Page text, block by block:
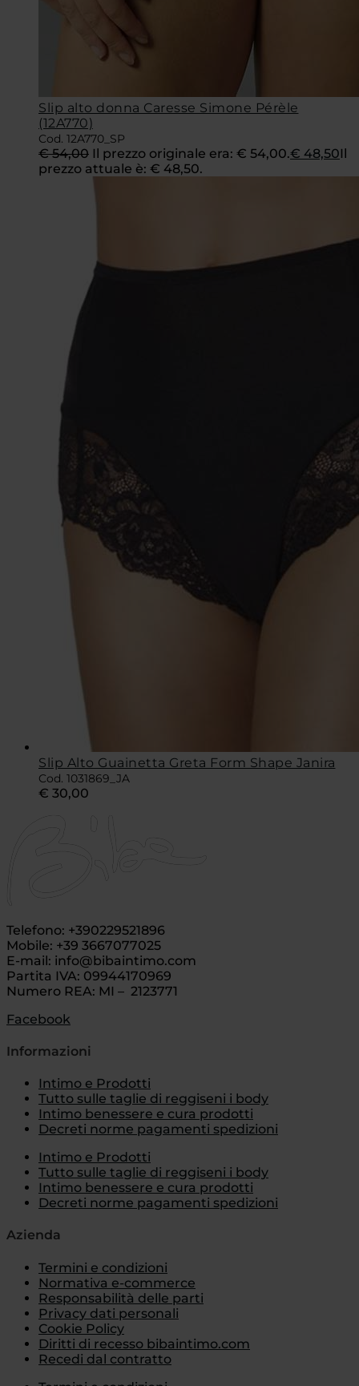
Slip alto donna Caresse Simone Pérèle
(12A770)
Cod. 12A770_SP
€54,00 Il prezzo originale era: € 54,00.€ 48,50Il
prezzo attuale è: € 48,50.
Slip Alto Guainetta Greta Form Shape Janira
Cod. 1031869_JA
€ 30,00
Telefono: +390229521896
Mobile: +39 3667077025
E-mail: info@bibaintimo.com
Partita IVA: 09944170969
Numero REA: MI – 2123771
Facebook
Informazioni
Intimo e Prodotti
Tutto sulle taglie di reggiseni i body
Intimo benessere e cura prodotti
Decreti norme pagamenti spedizioni
Intimo e Prodotti
Tutto sulle taglie di reggiseni i body
Intimo benessere e cura prodotti
Decreti norme pagamenti spedizioni
Azienda
Termini e condizioni
Normativa e-commerce
Responsabilità delle parti
Privacy dati personali
Cookie Policy
Diritti di recesso bibaintimo.com
Recedi dal contratto